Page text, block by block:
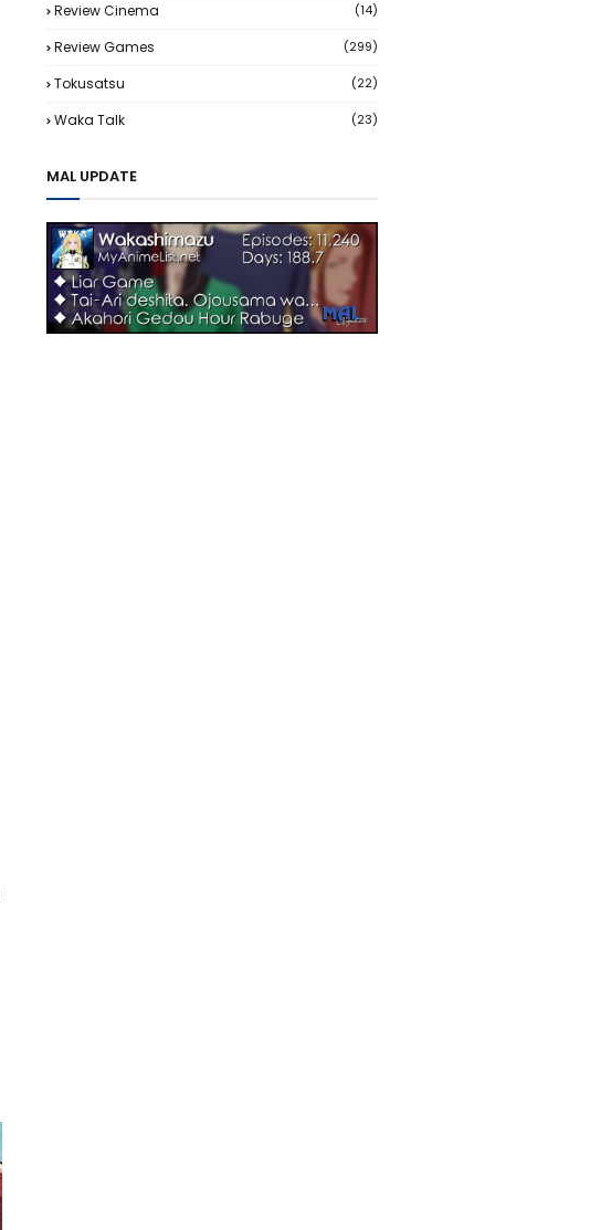
Review Cinema (14)
Review Games (299)
Tokusatsu (22)
Waka Talk (23)
MAL UPDATE